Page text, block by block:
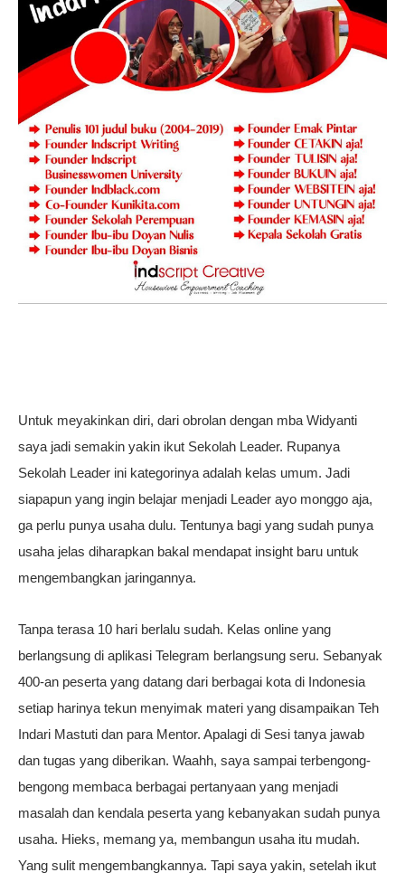
Untuk meyakinkan diri, dari obrolan dengan mba Widyanti
saya jadi semakin yakin ikut Sekolah Leader. Rupanya
Sekolah Leader ini kategorinya adalah kelas umum. Jadi
siapapun yang ingin belajar menjadi Leader ayo monggo aja,
ga perlu punya usaha dulu. Tentunya bagi yang sudah punya
usaha jelas diharapkan bakal mendapat insight baru untuk
mengembangkan jaringannya.
Tanpa terasa 10 hari berlalu sudah. Kelas online yang
berlangsung di aplikasi Telegram berlangsung seru. Sebanyak
400-an peserta yang datang dari berbagai kota di Indonesia
setiap harinya tekun menyimak materi yang disampaikan Teh
Indari Mastuti dan para Mentor. Apalagi di Sesi tanya jawab
dan tugas yang diberikan. Waahh, saya sampai terbengong-
bengong membaca berbagai pertanyaan yang menjadi
masalah dan kendala peserta yang kebanyakan sudah punya
usaha. Hieks, memang ya, membangun usaha itu mudah.
Yang sulit mengembangkannya. Tapi saya yakin, setelah ikut